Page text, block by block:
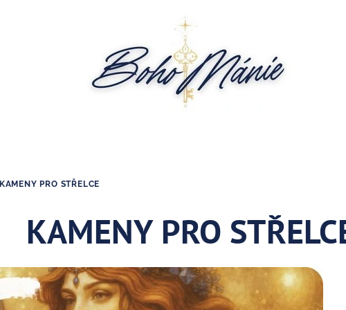
KAMENY PRO STŘELCE
KAMENY PRO